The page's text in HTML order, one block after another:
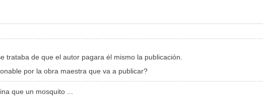
trataba de que el autor pagara él mismo la publicación.
por la obra maestra que va a publicar?
que un mosquito ...